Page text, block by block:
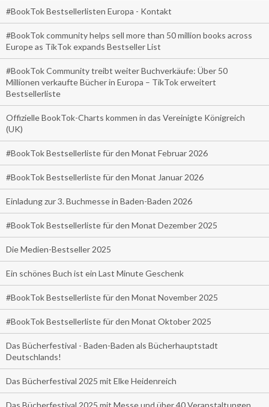
#BookTok Bestsellerlisten Europa - Kontakt
#BookTok community helps sell more than 50 million books across
Europe as TikTok expands Bestseller List
#BookTok Community treibt weiter Buchverkäufe: Über 50
Millionen verkaufte Bücher in Europa – TikTok erweitert
Bestsellerliste
Offizielle BookTok-Charts kommen in das Vereinigte Königreich
(UK)
#BookTok Bestsellerliste für den Monat Februar 2026
#BookTok Bestsellerliste für den Monat Januar 2026
Einladung zur 3. Buchmesse in Baden-Baden 2026
#BookTok Bestsellerliste für den Monat Dezember 2025
Die Medien-Bestseller 2025
Ein schönes Buch ist ein Last Minute Geschenk
#BookTok Bestsellerliste für den Monat November 2025
#BookTok Bestsellerliste für den Monat Oktober 2025
Das Bücherfestival - Baden-Baden als Bücherhauptstadt
Deutschlands!
Das Bücherfestival 2025 mit Elke Heidenreich
Das Bücherfestival 2025 mit Messe und über 40 Veranstaltungen